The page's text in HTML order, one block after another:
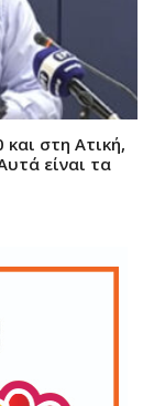
στη Ατική,
είναι τα